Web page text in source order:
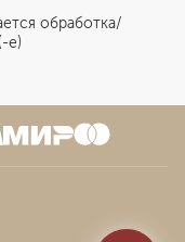
обработка/
е)